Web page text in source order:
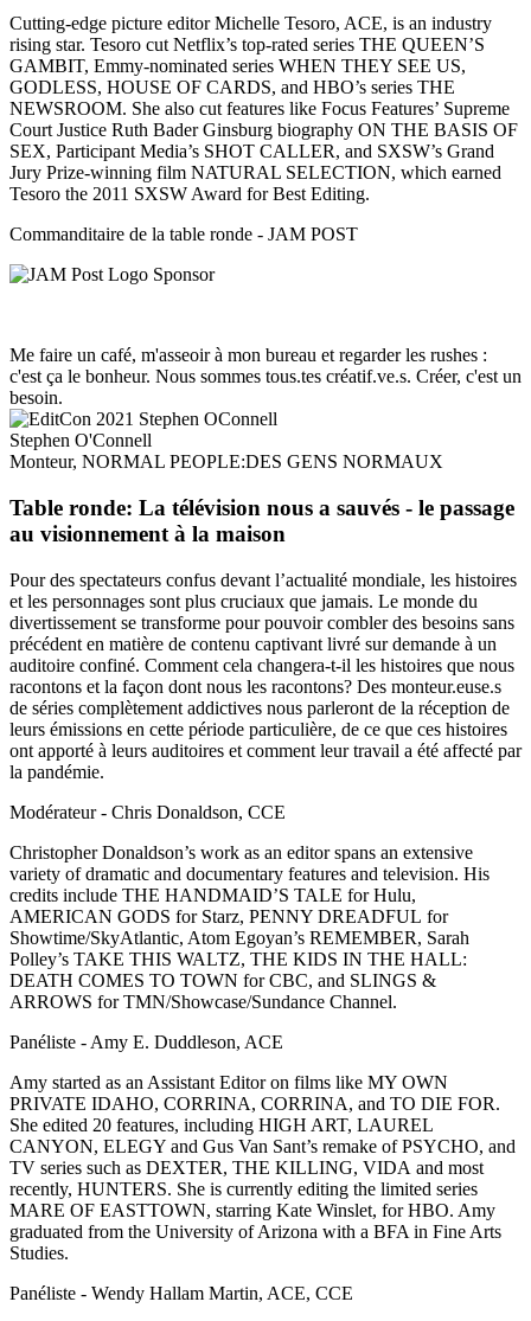
Cutting-edge picture editor Michelle Tesoro, ACE, is an industry
rising star. Tesoro cut Netflix’s top-rated series THE QUEEN’S
GAMBIT, Emmy-nominated series WHEN THEY SEE US,
GODLESS, HOUSE OF CARDS, and HBO’s series THE
NEWSROOM. She also cut features like Focus Features’ Supreme
Court Justice Ruth Bader Ginsburg biography ON THE BASIS OF
SEX, Participant Media’s SHOT CALLER, and SXSW’s Grand
Jury Prize-winning film NATURAL SELECTION, which earned
Tesoro the 2011 SXSW Award for Best Editing.
Commanditaire de la table ronde - JAM POST
Me faire un café, m'asseoir à mon bureau et regarder les rushes :
c'est ça le bonheur. Nous sommes tous.tes créatif.ve.s. Créer, c'est un
besoin.
Stephen O'Connell
Monteur, NORMAL PEOPLE:DES GENS NORMAUX
Table ronde: La télévision nous a sauvés - le passage
au visionnement à la maison
Pour des spectateurs confus devant l’actualité mondiale, les histoires
et les personnages sont plus cruciaux que jamais. Le monde du
divertissement se transforme pour pouvoir combler des besoins sans
précédent en matière de contenu captivant livré sur demande à un
auditoire confiné. Comment cela changera-t-il les histoires que nous
racontons et la façon dont nous les racontons? Des monteur.euse.s
de séries complètement addictives nous parleront de la réception de
leurs émissions en cette période particulière, de ce que ces histoires
ont apporté à leurs auditoires et comment leur travail a été affecté par
la pandémie.
Modérateur - Chris Donaldson, CCE
Christopher Donaldson’s work as an editor spans an extensive
variety of dramatic and documentary features and television. His
credits include THE HANDMAID’S TALE for Hulu,
AMERICAN GODS for Starz, PENNY DREADFUL for
Showtime/SkyAtlantic, Atom Egoyan’s REMEMBER, Sarah
Polley’s TAKE THIS WALTZ, THE KIDS IN THE HALL:
DEATH COMES TO TOWN for CBC, and SLINGS &
ARROWS for TMN/Showcase/Sundance Channel.
Panéliste - Amy E. Duddleson, ACE
Amy started as an Assistant Editor on films like MY OWN
PRIVATE IDAHO, CORRINA, CORRINA, and TO DIE FOR.
She edited 20 features, including HIGH ART, LAUREL
CANYON, ELEGY and Gus Van Sant’s remake of PSYCHO, and
TV series such as DEXTER, THE KILLING, VIDA and most
recently, HUNTERS. She is currently editing the limited series
MARE OF EASTTOWN, starring Kate Winslet, for HBO. Amy
graduated from the University of Arizona with a BFA in Fine Arts
Studies.
Panéliste - Wendy Hallam Martin, ACE, CCE